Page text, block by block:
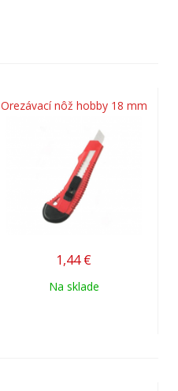
Orezávací nôž hobby 18 mm
1,44 €
Na sklade